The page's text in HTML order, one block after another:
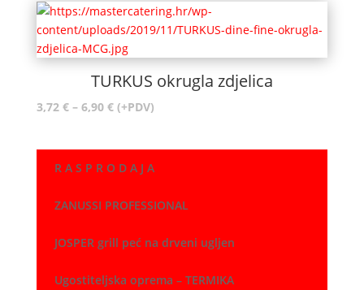
3,72 €
do
6,90 €
TURKUS okrugla zdjelica
3,72 € – 6,90 €Raspon
3,72 €
6,90 €
(+PDV)
R A S P R O D A J A
ZANUSSI PROFESSIONAL
JOSPER grill peć na drveni ugljen
Ugostiteljska oprema – TERMIKA